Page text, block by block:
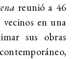
reunió a 46
en una
sus obras